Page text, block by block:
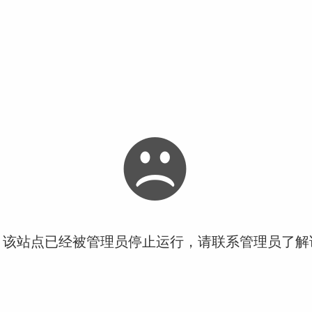
站点已经被管理员停止运行，请联系管理员了